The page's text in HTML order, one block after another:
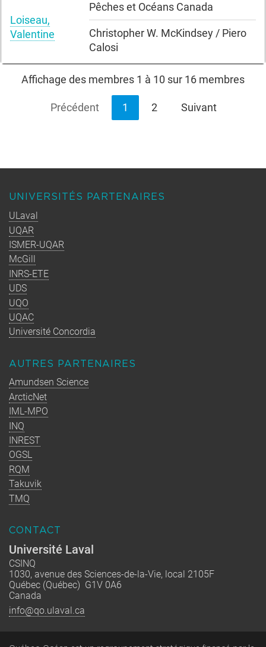
Loiseau,
Valentine
Pêches et Océans Canada
Christopher W. McKindsey / Piero
Calosi
Affichage des membres 1 à 10 sur 16 membres
Précédent 1 2 Suivant
UNIVERSITÉS PARTENAIRES
ULaval
UQAR
ISMER-UQAR
McGill
INRS-ETE
UDS
UQO
UQAC
Université Concordia
AUTRES PARTENAIRES
Amundsen Science
ArcticNet
IML-MPO
INQ
INREST
OGSL
RQM
Takuvik
TMQ
CONTACT
Université Laval
CSINQ
1030, avenue des Sciences-de-la-Vie, local 2105F
Québec (Québec) G1V 0A6
Canada
info@qo.ulaval.ca